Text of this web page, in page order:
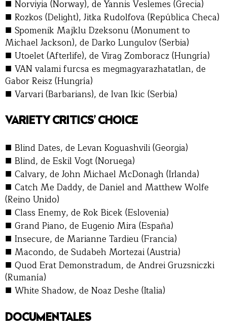
Norviyia (Norway), de Yannis Veslemes (Grecia)
■ Rozkos (Delight), Jitka Rudolfova (República Checa)
■ Spomenik Majklu Dzeksonu (Monument to
Michael Jackson), de Darko Lungulov (Serbia)
■ Utoelet (Afterlife), de Virag Zomboracz (Hungría)
■ VAN valami furcsa es megmagyarazhatatlan, de
Gabor Reisz (Hungría)
■ Varvari (Barbarians), de Ivan Ikic (Serbia)
VARIETY CRITICS’ CHOICE
■ Blind Dates, de Levan Koguashvili (Georgia)
■ Blind, de Eskil Vogt (Noruega)
■ Calvary, de John Michael McDonagh (Irlanda)
■ Catch Me Daddy, de Daniel and Matthew Wolfe
(Reino Unido)
■ Class Enemy, de Rok Bicek (Eslovenia)
■ Grand Piano, de Eugenio Mira (España)
■ Insecure, de Marianne Tardieu (Francia)
■ Macondo, de Sudabeh Mortezai (Austria)
■ Quod Erat Demonstradum, de Andrei Gruzsniczki
(Rumanía)
■ White Shadow, de Noaz Deshe (Italia)
DOCUMENTALES